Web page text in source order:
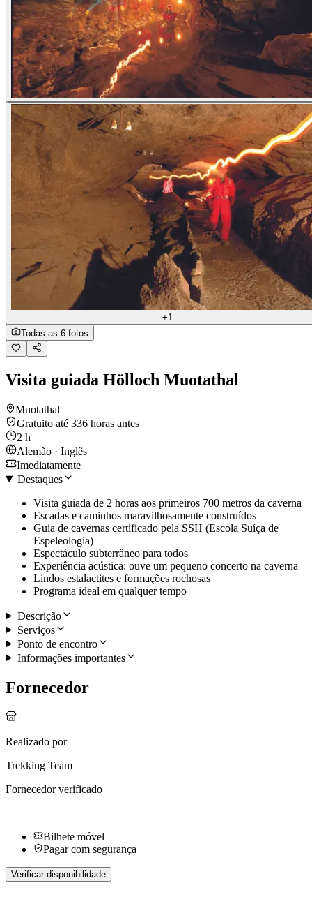
+1
Todas as 6 fotos
Visita guiada Hölloch Muotathal
Muotathal
Gratuito até 336 horas antes
2 h
Alemão · Inglês
Imediatamente
Destaques
Visita guiada de 2 horas aos primeiros 700 metros da caverna
Escadas e caminhos maravilhosamente construídos
Guia de cavernas certificado pela SSH (Escola Suíça de
Espeleologia)
Espectáculo subterrâneo para todos
Experiência acústica: ouve um pequeno concerto na caverna
Lindos estalactites e formações rochosas
Programa ideal em qualquer tempo
Descrição
Serviços
Ponto de encontro
Informações importantes
Fornecedor
Realizado por
Trekking Team
Fornecedor verificado
Bilhete móvel
Pagar com segurança
Verificar disponibilidade